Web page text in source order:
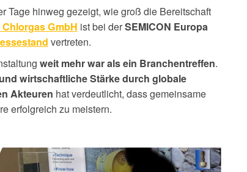
Tage hinweg gezeigt, wie groß die Bereitschaft
Chlorgas GmbH ist bei derSEMICON Europa
vertreten.
weit mehr war als ein Branchentreffen.
wirtschaftliche Stärke durch globale
Akteuren hat verdeutlicht, dass gemeinsame
erfolgreich zu meistern.